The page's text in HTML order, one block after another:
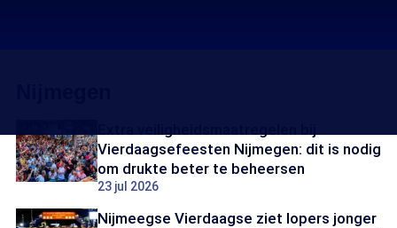
Vierdaagsefeesten Nijmegen: dit is nodig
om drukte beter te beheersen
23 jul 2026
Nijmeegse Vierdaagse ziet lopers jonger